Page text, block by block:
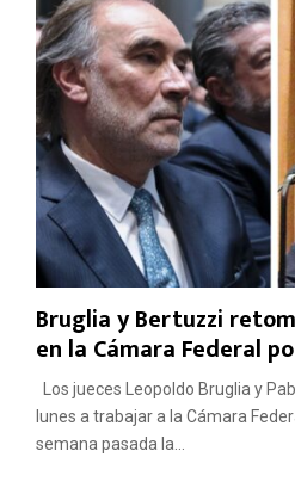
Bruglia y Bertuzzi
en la Cámara Federal
Los jueces Leopoldo Bruglia y
lunes a trabajar a la Cámara
semana pasada la...